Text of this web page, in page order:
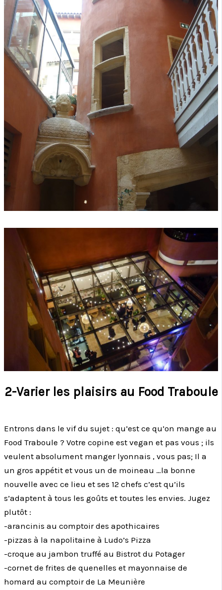
2-Varier les plaisirs au Food Traboule
Entrons dans le vif du sujet : qu’est ce qu’on mange au
Food Traboule ? Votre copine est vegan et pas vous ; ils
veulent absolument manger lyonnais , vous pas; Il a
un gros appétit et vous un de moineau …la bonne
nouvelle avec ce lieu et ses 12 chefs c’est qu’ils
s’adaptent à tous les goûts et toutes les envies. Jugez
plutôt :
-arancinis au comptoir des apothicaires
-pizzas à la napolitaine à Ludo’s Pizza
-croque au jambon truffé au Bistrot du Potager
-cornet de frites de quenelles et mayonnaise de
homard au comptoir de La Meunière